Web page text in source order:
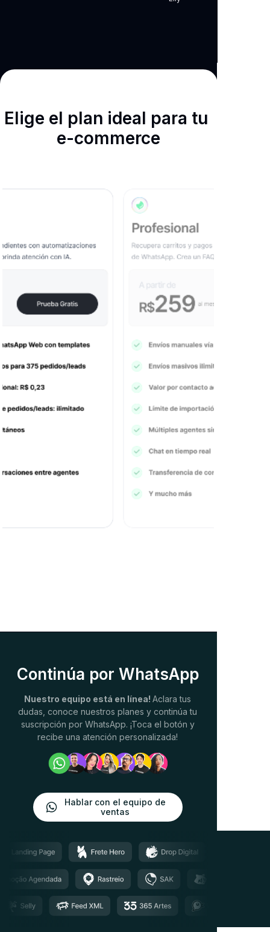
Elige el plan ideal para tu ​
e-commerce
Continúa por WhatsApp
Nuestro equipo está en línea!Aclara tus
dudas, conoce nuestros planes y continúa tu
suscripción por WhatsApp. ¡Toca el botón y
recibe una atención personalizada!
Hablar con el equipo de
ventas